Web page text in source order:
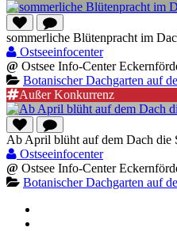
sommerliche Blütenpracht im
Ostseeinfocenter
@ Ostsee Info-Center
Botanischer Dachgarten auf
Außer Konkurrenz
Ab April blüht auf dem Dach die
Ostseeinfocenter
@ Ostsee Info-Center
Botanischer Dachgarten auf